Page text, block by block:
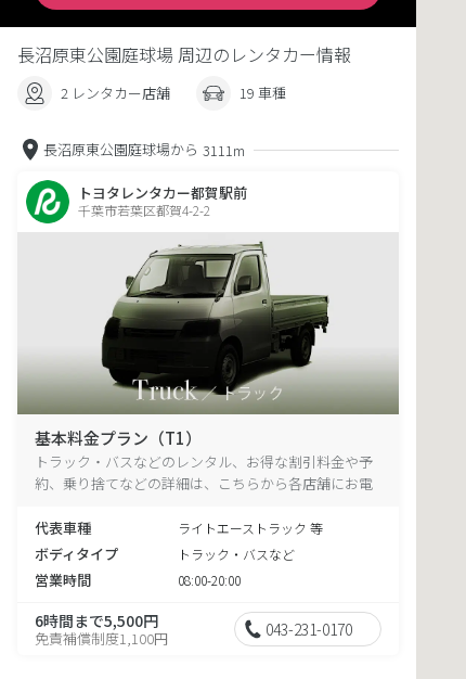
長沼原東公園庭球場 周辺のレンタカー情報
2 レンタカー店舗 19 車種
長沼原東公園庭球場から 3111m
トヨタレンタカー都賀駅前
千葉市若葉区都賀4-2-2
基本料金プラン（T1）
トラック・バスなどのレンタル、お得な割引料金や予
約、乗り捨てなどの詳細は、こちらから各店舗にお電
代表車種
ライトエーストラック 等
ボディタイプ トラック・バスなど
営業時間 08:00-20:00
6時間まで5,500円
免責補償制度1,100円 043-231-0170